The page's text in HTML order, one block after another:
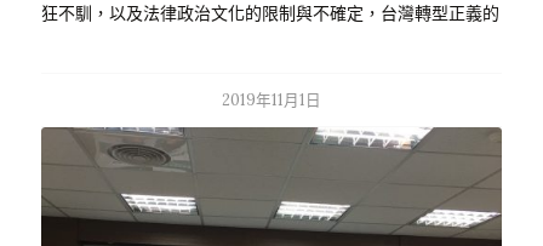
狂不馴，以及法律政治文化的限制與不確定，台灣轉型正義的
2019年11月1日